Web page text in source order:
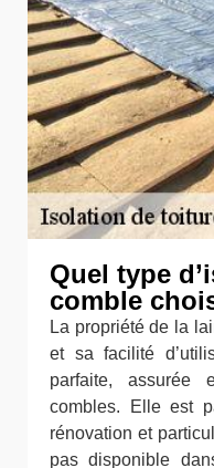
Quel type
comble
La propriété de la
et sa facilité
parfaite,
combles. Elle est
rénovation et
pas disponible